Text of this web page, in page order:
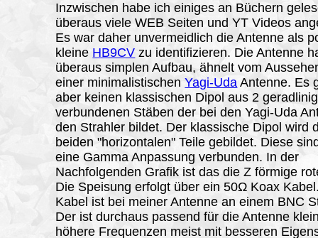
Inzwischen habe ich einiges an Büchern
überaus viele WEB Seiten und YT Videos
Es war daher unvermeidlich die Antenne als
kleine HB9CV zu identifizieren. Die Antenne
überaus simplen Aufbau, ähnelt vom
einer minimalistischenYagi-Uda Antenne. Es
aber keinen klassischen Dipol aus 2 geradlinig
verbundenen Stäben der bei den Yagi-Uda
den Strahler bildet. Der klassische Dipol wird
beiden "horizontalen" Teile gebildet. Diese
eine Gamma Anpassung verbunden. In der
Nachfolgenden Grafik ist das die Z förmige
Die Speisung erfolgt über ein 50Ω Koax
Kabel ist bei meiner Antenne an einem BNC
Der ist durchaus passend für die Antenne
höhere Frequenzen meist mit besseren